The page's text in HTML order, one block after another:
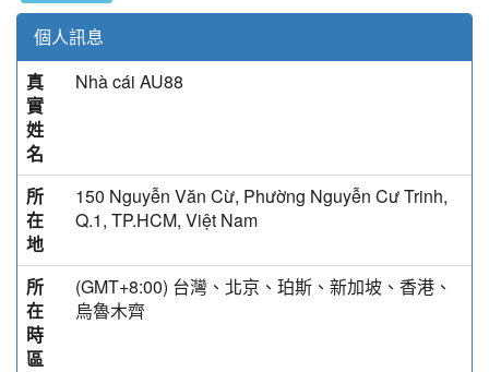
個人訊息
真
實
姓
名
Nhà cái AU88
所
在
地
150 Nguyễn Văn Cừ, Phường Nguyễn Cư Trinh,
Q.1, TP.HCM, Việt Nam
所
在
時
區
(GMT+8:00) 台灣、北京、珀斯、新加坡、香港、
烏魯木齊